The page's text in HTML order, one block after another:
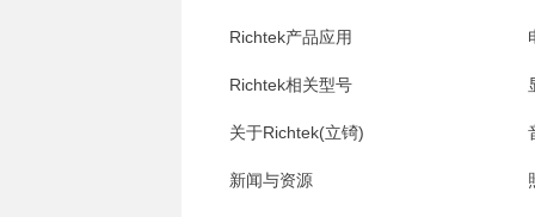
Richtek产品应用
Richtek相关型号
关于Richtek(立锜)
新闻与资源